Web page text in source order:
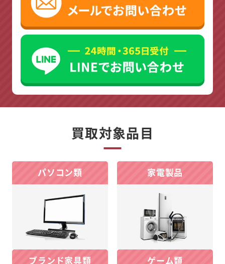
買取対象品目
パソコン類 家電製品
ブランド家具類 ゲーム類